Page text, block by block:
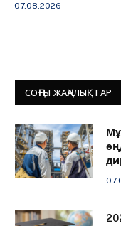
07.08.2026
СОҢҒЫ ЖАҢАЛЫҚТАР